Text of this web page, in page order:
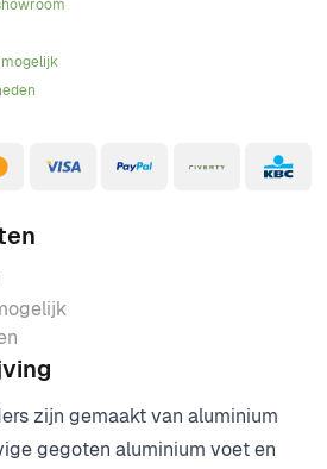
zijn gemaakt van aluminium
gegoten aluminium voet en